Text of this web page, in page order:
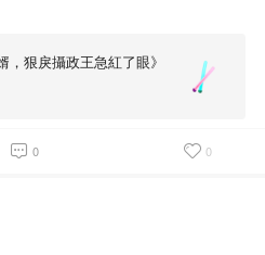
，狠戾攝政王急紅了眼》
0 0